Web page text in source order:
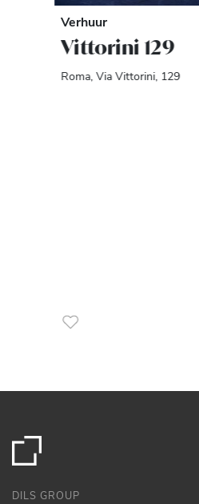
Verhuur
Vittorini 129
Roma, Via Vittorini, 129
DILS GROUP